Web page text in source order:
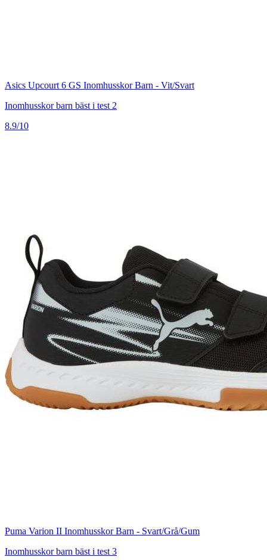
Asics Upcourt 6 GS Inomhusskor Barn - Vit/Svart
Inomhusskor barn bäst i test 2
8.9/10
Puma Varion II Inomhusskor Barn - Svart/Grå/Gum
Inomhusskor barn bäst i test 3